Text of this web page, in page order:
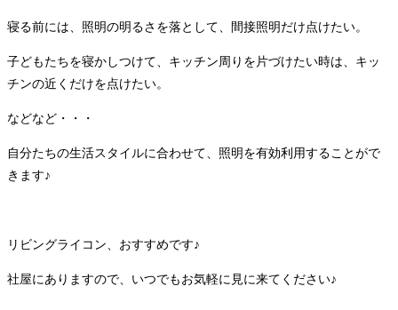
寝る前には、照明の明るさを落として、間接照明だけ点けたい。
子どもたちを寝かしつけて、キッチン周りを片づけたい時は、キッ
チンの近くだけを点けたい。
などなど・・・
自分たちの生活スタイルに合わせて、照明を有効利用することがで
きます♪
リビングライコン、おすすめです♪
社屋にありますので、いつでもお気軽に見に来てください♪